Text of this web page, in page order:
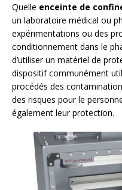
Quelle enceinte de
un laboratoire médical ou
expérimentations ou des
conditionnement dans le
d’utiliser un matériel de
dispositif communément
procédés des
des risques pour le
également leur protection.